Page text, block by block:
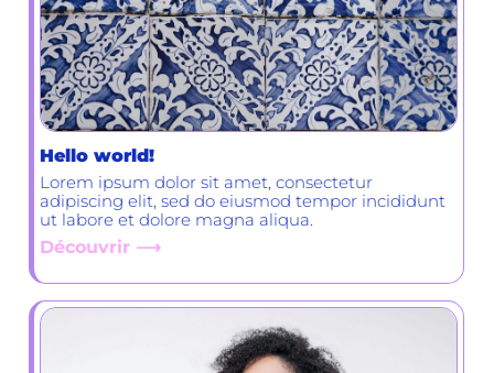
Hello world!
Lorem ipsum dolor sit amet, consectetur
adipiscing elit, sed do eiusmod tempor incididunt
ut labore et dolore magna aliqua.
Découvrir ⟶